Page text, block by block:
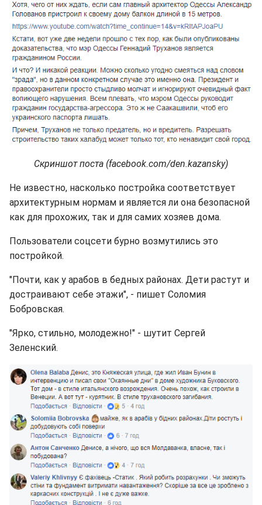
Скриншот поста (facebook.com/den.kazansky)
Не известно, насколько постройка соответствует
архитектурным нормам и является ли она безопасной
как для прохожих, так и для самих хозяев дома.
Пользователи соцсети бурно возмутились это
постройкой.
"Почти, как у арабов в бедных районах. Дети растут и
достраивают себе этажи", - пишет Соломия
Бобровская.
"Ярко, стильно, молодежно!" - шутит Сергей
Зеленский.